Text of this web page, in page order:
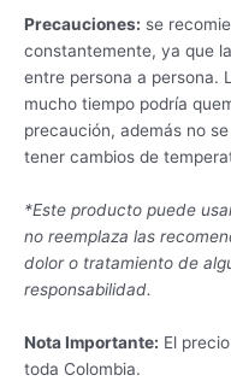
Precauciones: se
constantemente, ya que
entre persona a persona.
mucho tiempo podría
precaución, además no
tener cambios de
*Este producto puede
no reemplaza las
dolor o tratamiento de
responsabilidad.
Nota Importante: El
toda Colombia.